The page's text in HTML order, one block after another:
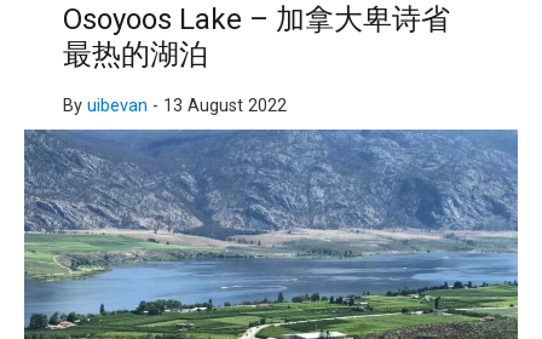
Osoyoos Lake – 加拿大卑诗省
最热的湖泊
By uibevan - 13 August 2022